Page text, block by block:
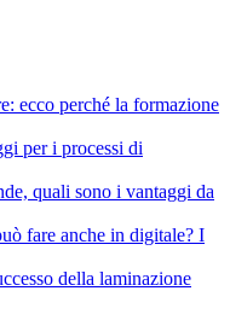
ecco perché la formazione
per i processi di
quali sono i vantaggi da
fare anche in digitale? I
della laminazione